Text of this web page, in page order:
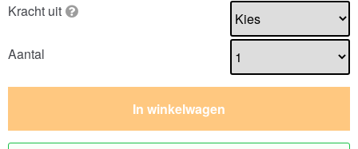
Kracht uit
Aantal
In winkelwagen